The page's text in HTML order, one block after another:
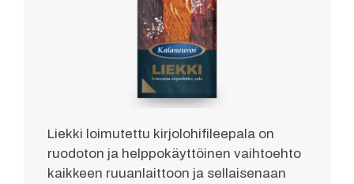
Liekki loimutettu kirjolohifileepala on
ruodoton ja helppokäyttöinen vaihtoehto
kaikkeen ruuanlaittoon ja sellaisenaan